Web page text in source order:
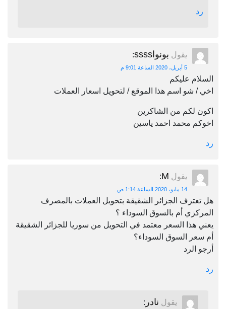
رد
يقول بونواssss :
5 أبريل، 2020 الساعة 9:01 م
السلام عليكم
اخي / شو اسم هذا الموقع / لتحويل اسعار العملات
اكون لكم من الشاكرين
اخوكم محمد احمد ياسين
رد
يقول M
:
14 مايو، 2020 الساعة 1:14 ص
هل تعترف الجزائر الشقيقة بتحويل العملات بالمصرف
المركزي أم بالسوق السوداء ؟
يعني هذا السعر معتمد في التحويل من سوريا للجزائر الشقيقة
أم سعر السوق السوداء؟
أرجو الرد
رد
يقول نادر :